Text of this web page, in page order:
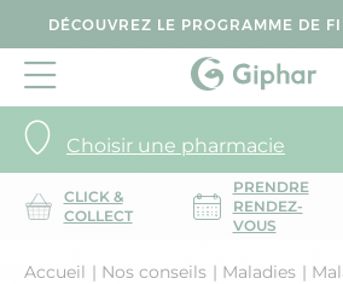
DÉCOUVREZ LE PROGRAMME DE
Choisir une pharmacie
CLICK &
COLLECT
PRENDRE
RENDEZ-
VOUS
Accueil Nos conseils Maladies